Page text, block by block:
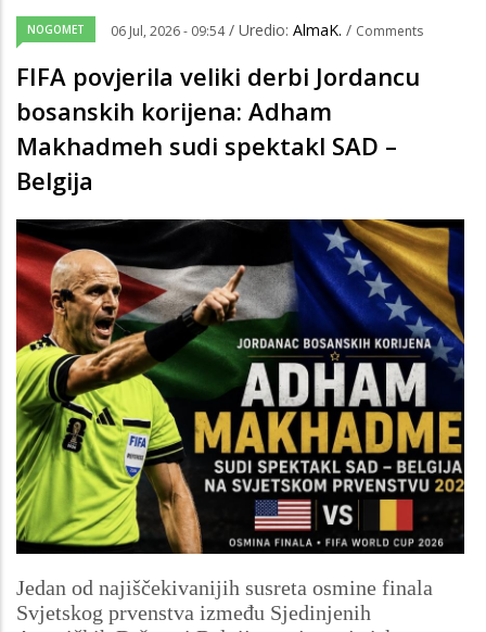
NOGOMET 06 Jul, 2026 - 09:54 / Uredio: AlmaK. / Comments
FIFA povjerila veliki derbi Jordancu
bosanskih korijena: Adham
Makhadmeh sudi spektakl SAD –
Belgija
Jedan od najiščekivanijih susreta osmine finala
Svjetskog prvenstva između Sjedinjenih